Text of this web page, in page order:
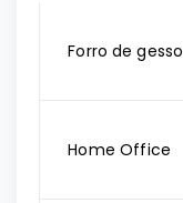
Forro de gesso
Home Office